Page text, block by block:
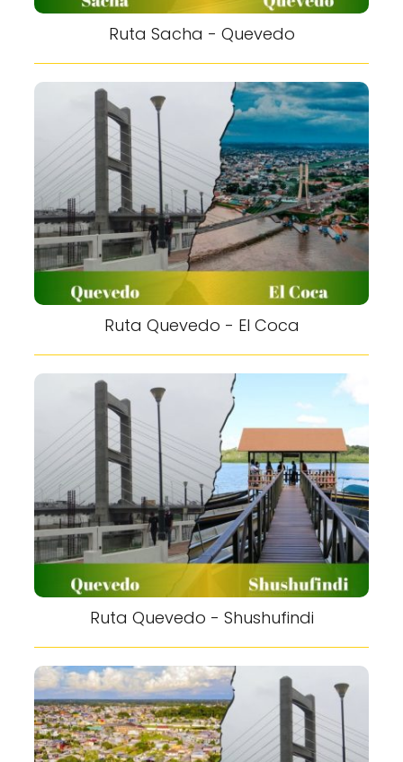
Ruta Sacha - Quevedo
Ruta Quevedo - El Coca
Ruta Quevedo - Shushufindi